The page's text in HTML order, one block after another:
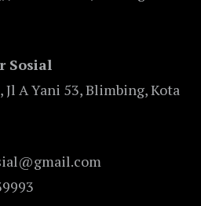
Sosial
Jl A Yani 53, Blimbing, Kota